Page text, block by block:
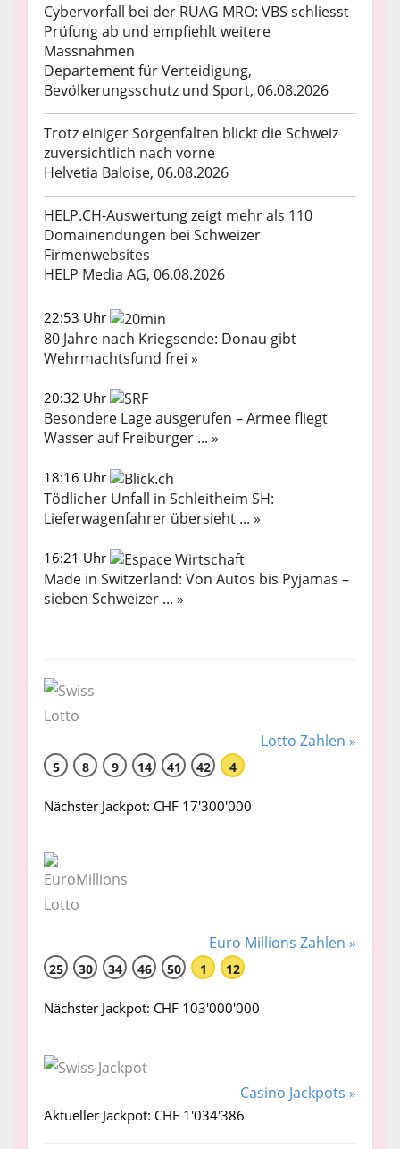
Cybervorfall bei der RUAG MRO: VBS schliesst
Prüfung ab und empfiehlt weitere
Massnahmen
Departement für Verteidigung,
Bevölkerungsschutz und Sport, 06.08.2026
Trotz einiger Sorgenfalten blickt die Schweiz
zuversichtlich nach vorne
Helvetia Baloise, 06.08.2026
HELP.CH-Auswertung zeigt mehr als 110
Domainendungen bei Schweizer
Firmenwebsites
HELP Media AG, 06.08.2026
22:53 Uhr
80 Jahre nach Kriegsende: Donau gibt
Wehrmachtsfund frei »
20:32 Uhr
Besondere Lage ausgerufen – Armee fliegt
Wasser auf Freiburger ... »
18:16 Uhr
Tödlicher Unfall in Schleitheim SH:
Lieferwagenfahrer übersieht ... »
16:21 Uhr
Made in Switzerland: Von Autos bis Pyjamas –
sieben Schweizer ... »
Lotto Zahlen »
5 8 9 14 41 42 4
Nächster Jackpot: CHF 17'300'000
Euro Millions Zahlen »
25 30 34 46 50 1 12
Nächster Jackpot: CHF 103'000'000
Casino Jackpots »
Aktueller Jackpot: CHF 1'034'386